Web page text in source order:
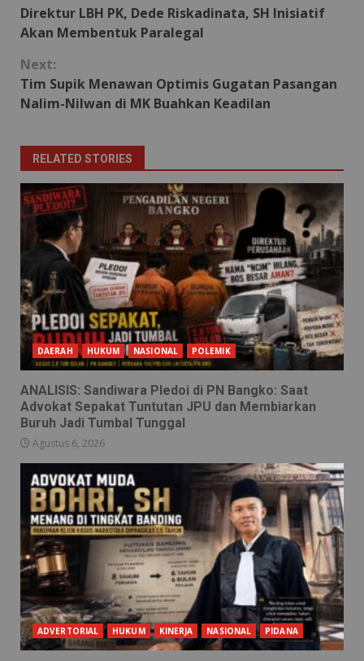
Reading
Direktur LBH PK, Dede Riskadinata, SH Inisiatif
Akan Membentuk Paralegal
Next:
Tim Supik Menawan Optimis Gugatan Pasangan
Nalim-Nilwan di MK Buahkan Keadilan
RELATED STORIES
DAERAH HUKUM NASIONAL POLEMIK
ANALISIS: Sandiwara Pledoi di PN Bangko: Saat
Advokat Sepakat Tuntutan JPU dan Membiarkan
Buruh Jadi Tumbal Tunggal
Agustus 6, 2026
ADVERTORIAL HUKUM KINERJA NASIONAL PIDANA